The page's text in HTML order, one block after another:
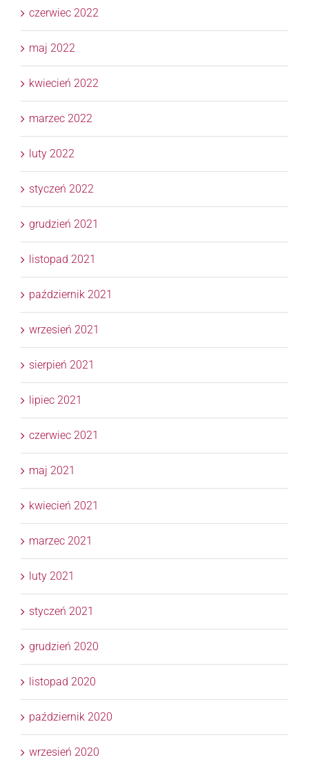
czerwiec 2022
maj 2022
kwiecień 2022
marzec 2022
luty 2022
styczeń 2022
grudzień 2021
listopad 2021
październik 2021
wrzesień 2021
sierpień 2021
lipiec 2021
czerwiec 2021
maj 2021
kwiecień 2021
marzec 2021
luty 2021
styczeń 2021
grudzień 2020
listopad 2020
październik 2020
wrzesień 2020